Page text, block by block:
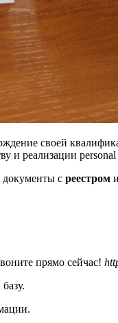
своей
и реализации
документы с реестром
прямо сейчас!
базу.